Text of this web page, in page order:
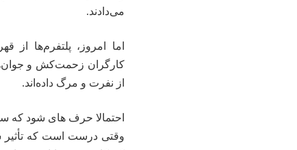
می‌دادند.
اما امروز، پلتفرم‌ها از
کارگران زحمت‌کش و
از نفرت و مرگ داده‌اند.
احتمالا حرف های شود که
وقتی درست است که تأثیر